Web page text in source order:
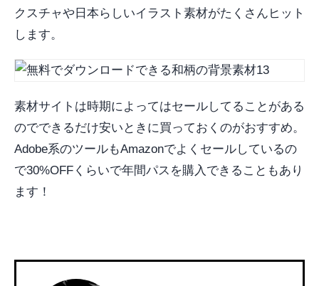
クスチャや日本らしいイラスト素材がたくさんヒット
します。
素材サイトは時期によってはセールしてることがある
のでできるだけ安いときに買っておくのがおすすめ。
Adobe系のツールもAmazonでよくセールしているの
で30%OFFくらいで年間パスを購入できることもあり
ます！